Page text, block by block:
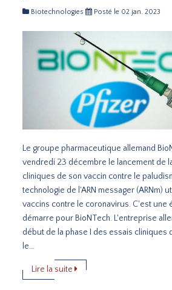
Biotechnologies Posté le 02 jan. 2023
Le groupe pharmaceutique allemand
vendredi 23 décembre le lancement de
cliniques de son vaccin contre le
technologie de l'ARN messager (ARNm)
vaccins contre le coronavirus. C'est une
démarre pour BioNTech. L'entreprise
début de la phase I des essais cliniques
le...
Lire la suite